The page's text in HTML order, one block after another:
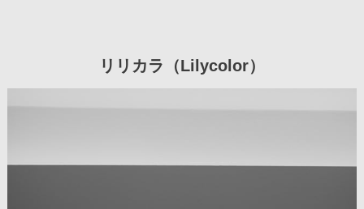
リリカラ（Lilycolor）